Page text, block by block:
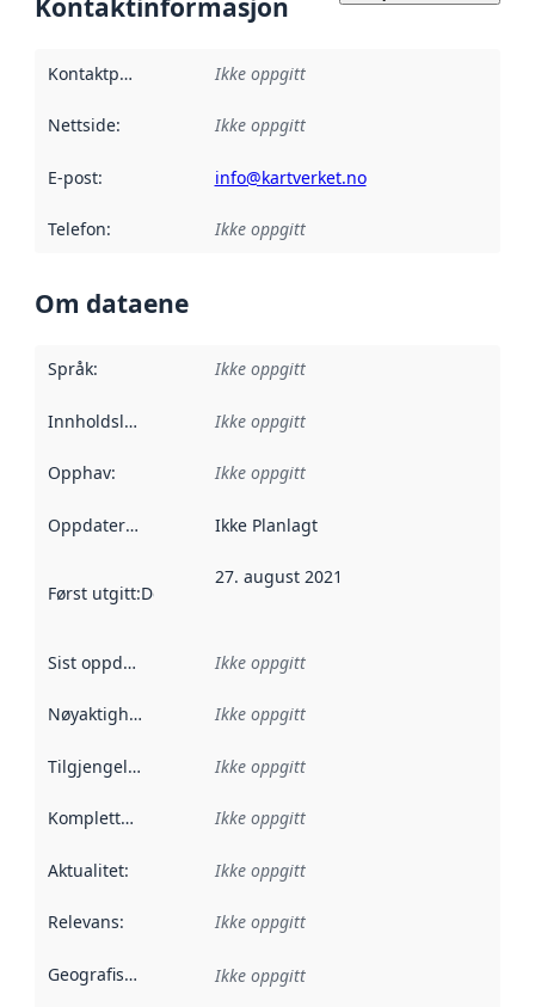
Kontaktinformasjon
Kontaktpunkt Ikke oppgitt
Nettside: Ikke oppgitt
E-post: info@kartverket.no
Telefon: Ikke oppgitt
Om dataene
Språk: Ikke oppgitt
Innholdsleverandører :
Ikke oppgitt
Opphav: Ikke oppgitt
Oppdateringsfrekvens :
Ikke Planlagt
Først utgitt:Denne datoen sier når dataene i dette
27. august 2021
Sist oppdatert Ikke oppgitt
Nøyaktighet Ikke oppgitt
Tilgjengelighet Ikke oppgitt
Kompletthet Ikke oppgitt
Aktualitet: Ikke oppgitt
Relevans: Ikke oppgitt
Geografisk avgrensning :
Ikke oppgitt